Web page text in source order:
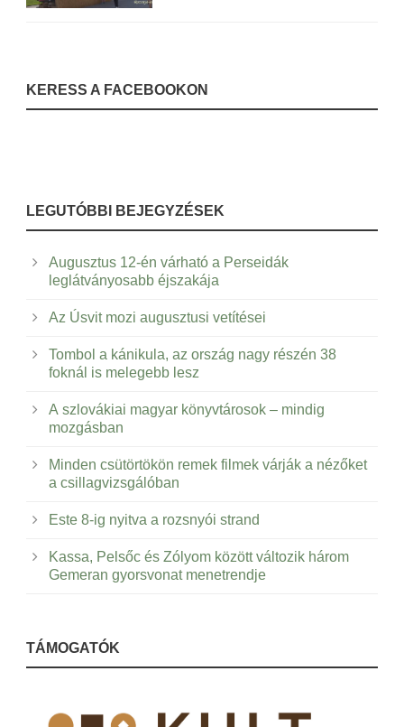
KERESS A FACEBOOKON
LEGUTÓBBI BEJEGYZÉSEK
Augusztus 12-én várható a Perseidák
leglátványosabb éjszakája
Az Úsvit mozi augusztusi vetítései
Tombol a kánikula, az ország nagy részén 38
foknál is melegebb lesz
A szlovákiai magyar könyvtárosok – mindig
mozgásban
Minden csütörtökön remek filmek várják a nézőket
a csillagvizsgálóban
Este 8-ig nyitva a rozsnyói strand
Kassa, Pelsőc és Zólyom között változik három
Gemeran gyorsvonat menetrendje
TÁMOGATÓK